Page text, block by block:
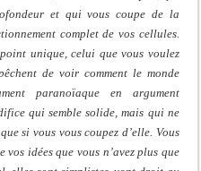
et qui vous coupe de la
complet de vos cellules.
unique, celui que vous voulez
de voir comment le monde
paranoïaque en argument
qui semble solide, mais qui ne
si vous vous coupez d’elle. Vous
idées que vous n’avez plus que